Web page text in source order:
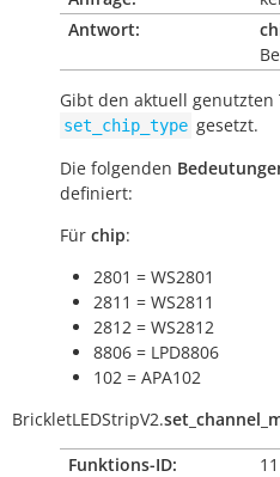
Antwort:
Gibt den aktuell genutzten
set_chip_type gesetzt.
Die folgenden
definiert:
Für chip:
2801 = WS2801
2811 = WS2811
2812 = WS2812
8806 = LPD8806
102 = APA102
BrickletLEDStripV2.
Funktions-ID:
11